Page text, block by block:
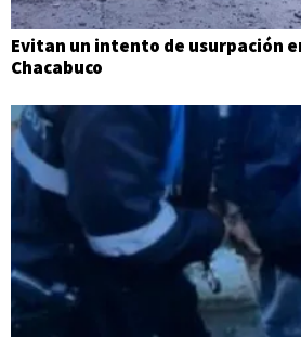
Evitan un intento de usurpación
Chacabuco